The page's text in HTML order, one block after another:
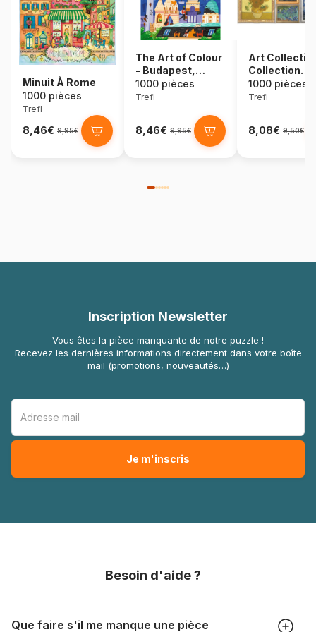
Minuit À Rome
1000 pièces
Trefl
8,46€ 9,95€
The Art of Colour
- Budapest,
Hongrie
1000 pièces
Trefl
8,46€ 9,95€
Art
Collection
Vincent Van
1000 pièces
Trefl
8,08€ 9,50€
Inscription Newsletter
Vous êtes la pièce manquante de notre puzzle !
Recevez les dernières informations directement dans votre boîte
mail (promotions, nouveautés…)
Besoin d'aide ?
Que faire s'il me manque une pièce